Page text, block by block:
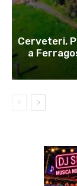
Cerveteri,
a